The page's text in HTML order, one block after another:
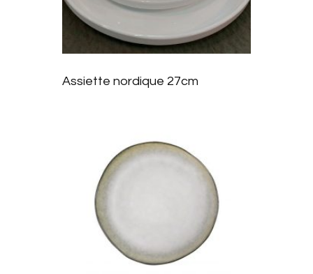
liste
d’envie
Assiette nordique 27cm
r à la